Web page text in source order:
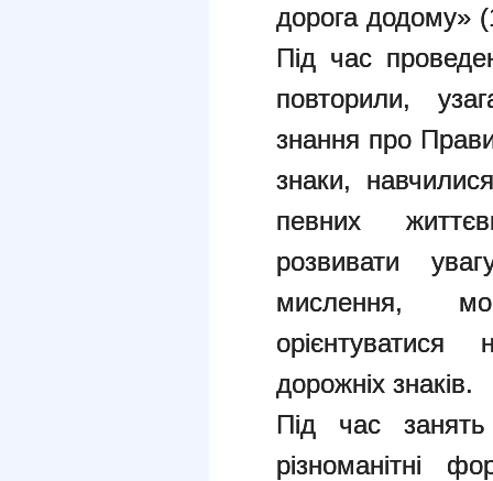
дорога додому»
Під час
повторили,
знання про
знаки,
певних
розвивати
мислення,
дорожніх знаків.
Під час
різноманітні